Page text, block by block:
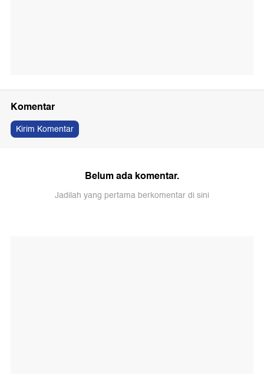
Komentar
Kirim Komentar
Belum ada komentar.
Jadilah yang pertama berkomentar di sini